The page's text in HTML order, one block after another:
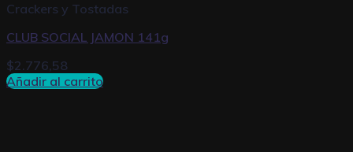
Crackers y Tostadas
CLUB SOCIAL JAMON 141g
$2.776,58
Añadir al carrito